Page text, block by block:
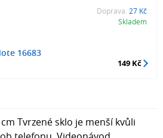
16683
Doprava: 27 Kč
Skladem
149 Kč
Tvrzené sklo je menší kvůli